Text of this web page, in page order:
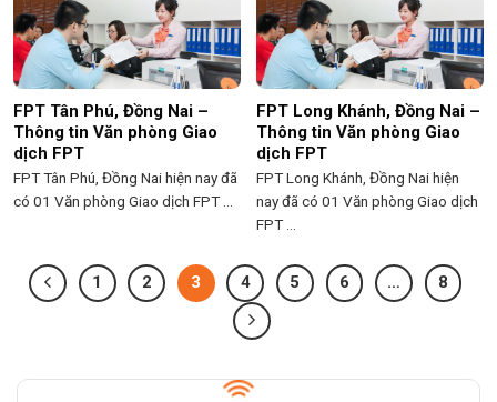
FPT Tân Phú, Đồng Nai –
Thông tin Văn phòng Giao
dịch FPT
FPT Tân Phú, Đồng Nai hiện nay đã
có 01 Văn phòng Giao dịch FPT ...
FPT Long Khánh, Đồng Nai –
Thông tin Văn phòng Giao
dịch FPT
FPT Long Khánh, Đồng Nai hiện
nay đã có 01 Văn phòng Giao dịch
FPT ...
1 2 3 4 5 6 … 8